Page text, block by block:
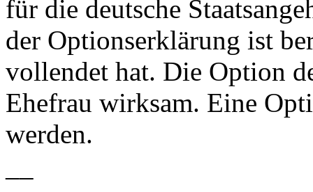
für die deutsche
der Optionserklärung ist
vollendet hat. Die Option
Ehefrau wirksam. Eine
werden.
––